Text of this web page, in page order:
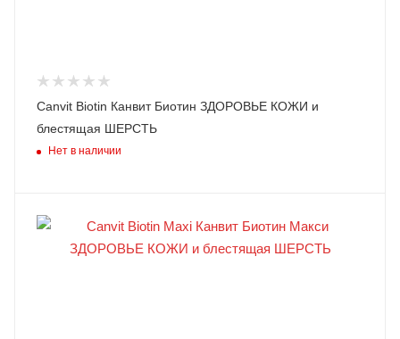
Canvit Biotin Канвит Биотин ЗДОРОВЬЕ КОЖИ и
блестящая ШЕРСТЬ
Нет в наличии